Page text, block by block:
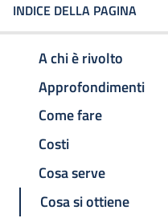
INDICE DELLA PAGINA
A chi è rivolto
Approfondimenti
Come fare
Costi
Cosa serve
Cosa si ottiene